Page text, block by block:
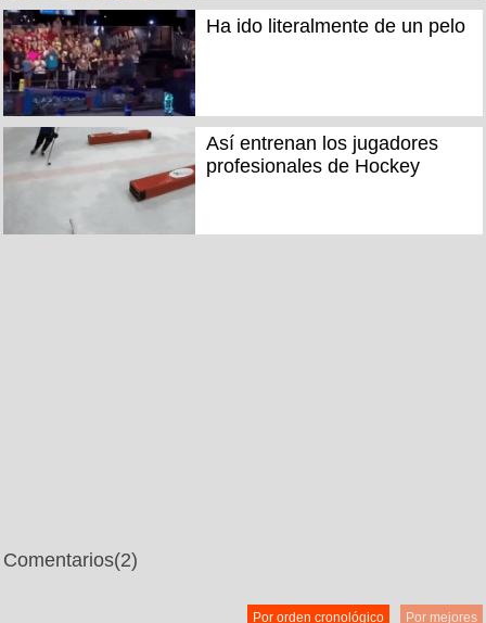
Ha ido literalmente de un pelo
Así entrenan los jugadores
profesionales de Hockey
Comentarios(2)
Por mejores
Por orden cronológico